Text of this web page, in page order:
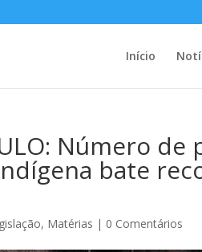
Início
Número
bate
, Matérias | 0 Comentários